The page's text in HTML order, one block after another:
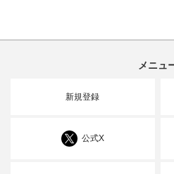
メニュ
新規登録
公式X